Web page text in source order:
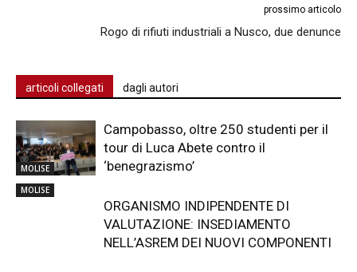
prossimo articolo
Rogo di rifiuti industriali a Nusco, due denunce
articoli collegati dagli autori
MOLISE
Campobasso, oltre 250 studenti per il
tour di Luca Abete contro il
‘benegrazismo’
MOLISE
ORGANISMO INDIPENDENTE DI
VALUTAZIONE: INSEDIAMENTO
NELL’ASREM DEI NUOVI COMPONENTI